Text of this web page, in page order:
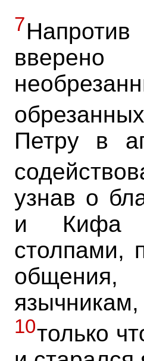
7
Петру в
узнав о
и Кифа
столпами,
10только